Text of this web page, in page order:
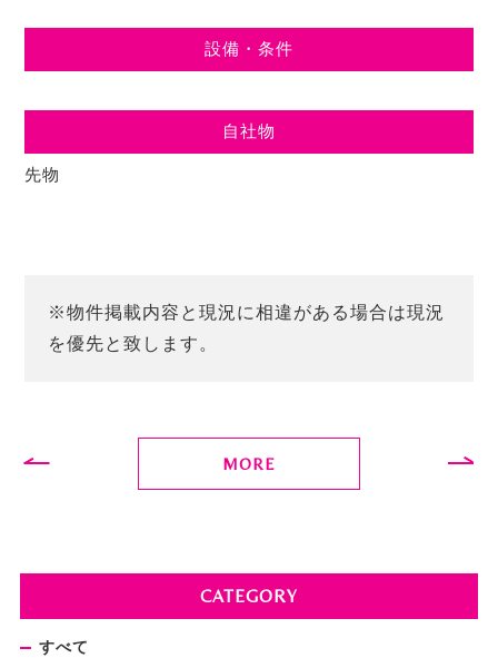
設備・条件
自社物
先物
※物件掲載内容と現況に相違がある場合は現況
を優先と致します。
MORE
CATEGORY
すべて